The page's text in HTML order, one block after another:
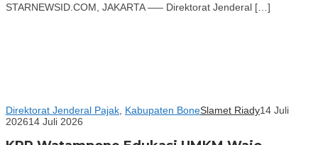
STARNEWSID.COM, JAKARTA —– Direktorat Jenderal […]
Direktorat Jenderal Pajak Kabupaten BoneSlamet Riady14 Juli
202614 Juli 2026